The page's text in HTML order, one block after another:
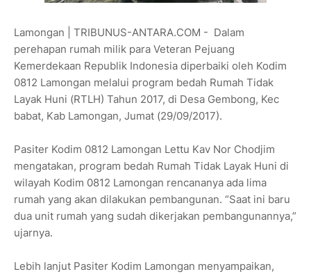
Lamongan | TRIBUNUS-ANTARA.COM - Dalam
perehapan rumah milik para Veteran Pejuang
Kemerdekaan Republik Indonesia diperbaiki oleh Kodim
0812 Lamongan melalui program bedah Rumah Tidak
Layak Huni (RTLH) Tahun 2017, di Desa Gembong, Kec
babat, Kab Lamongan, Jumat (29/09/2017).
Pasiter Kodim 0812 Lamongan Lettu Kav Nor Chodjim
mengatakan, program bedah Rumah Tidak Layak Huni di
wilayah Kodim 0812 Lamongan rencananya ada lima
rumah yang akan dilakukan pembangunan. “Saat ini baru
dua unit rumah yang sudah dikerjakan pembangunannya,”
ujarnya.
Lebih lanjut Pasiter Kodim Lamongan menyampaikan,